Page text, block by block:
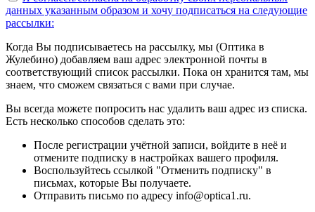
данных указанным образом и хочу подписаться на следующие
рассылки:
Когда Вы подписываетесь на рассылку, мы (Оптика в
Жулебино) добавляем ваш адрес электронной почты в
соответствующий список рассылки. Пока он хранится там, мы
знаем, что сможем связаться с вами при случае.
Вы всегда можете попросить нас удалить ваш адрес из списка.
Есть несколько способов сделать это:
После регистрации учётной записи, войдите в неё и
отмените подписку в настройках вашего профиля.
Воспользуйтесь ссылкой "Отменить подписку" в
письмах, которые Вы получаете.
Отправить письмо по адресу info@optica1.ru.